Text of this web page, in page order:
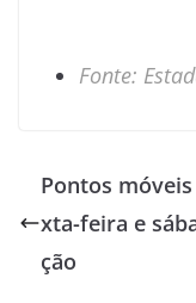
Fonte:
Pontos
xta-feira e
ção